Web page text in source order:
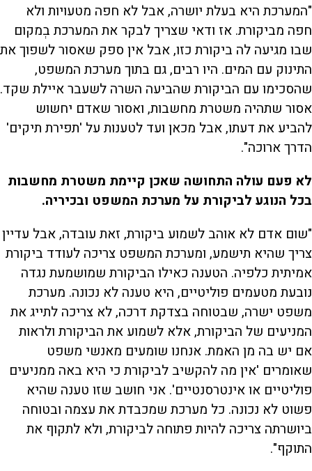
"המערכת היא בעלת יושרה, אבל לא חפה מטעויות ולא
חפה מביקורת. אז ודאי שצריך לבקר את המערכת בְמקום
שבו מגיעה לה ביקורת כזו, אבל אין ספק שאסור לשפוך את
התינוק עם המים. היו רבים, גם בתוך מערכת המשפט,
שהסכימו עם הביקורת שהביעה השרה לשעבר איילת שקד.
אסור שתהיה משטרת מחשבות, ואסור שאדם יחשוש
להביע את דעתו, אבל מכאן ועד לטענות על 'תפירת תיקים'
הדרך ארוכה".
לא פעם עולה התחושה שאכן קיימת משטרת מחשבות
בכל הנוגע לביקורת על מערכת המשפט ובכיריה.
"שום אדם לא אוהב לשמוע ביקורת, זאת עובדה, אבל עדיין
צריך שהיא תישמע, ומערכת המשפט צריכה לעודד ביקורת
אמיתית כלפיה. הטענה כאילו הביקורת שמושמעת נגדה
נובעת מטעמים פוליטיים, היא טענה לא נכונה. מערכת
משפט ישרה, שבטוחה בצדקת דרכה, לא צריכה לתייג את
המניעים של הביקורת, אלא לשמוע את הביקורת ולראות
אם יש בה מן האמת. אנחנו שומעים מאנשי משפט
שאומרים 'אין מה להקשיב לביקורת כי היא באה ממניעים
פוליטיים או אינטרסנטיים'. אני חושב שזו טענה שהיא
פשוט לא נכונה. כל מערכת שמכבדת את עצמה ובטוחה
ביושרתה צריכה להיות פתוחה לביקורת, ולא לתקוף את
התוקף".